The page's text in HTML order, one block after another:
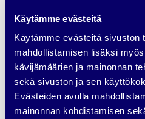
Käytämme evästeitä
Käytämme evästeitä sivuston
mahdollistamisen lisäksi
kävijämäärien ja mainonnan
sekä sivuston ja sen
Evästeiden avulla
mainonnan kohdistamisen
Ennen mittaamista kannattaa
toimi yhdessä yössä.Sen
päätöksentekoa vaihe vaiheelta
seurata polkua, ei vain
Sisältömarkkinointi toimii vain, jos
askel on ymmärtää, mistä